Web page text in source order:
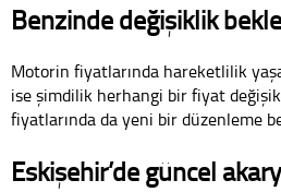
Benzinde değişiklik
Motorin fiyatlarında hareketlilik
ise şimdilik herhangi bir fiyat
fiyatlarında da yeni bir düzenleme
Eskişehir’de güncel